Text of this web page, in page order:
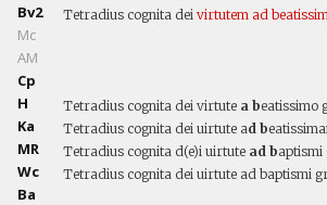
Bv2
Tetradius cognita dei virtutem ad
Mc
AM
Cp
H
Tetradius cognita dei virtute a beatissimo
Ka Tetradius cognita dei uirtute ad b
MR Tetradius cognita d(e)i uirtute ad baptismi
Wc Tetradius cognita dei uirtute ad baptismi
Ba